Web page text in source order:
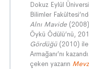
Dokuz Eylül
Bilimler
Alnı Mavide
Öykü Ödülü’nü,
Gördüğü (2010)
Armağanı’nı
çeken yazarın